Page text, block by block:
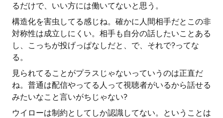
るだけで、いい方には働いてないと思う。
構造化を害虫してる感じね。確かに人間相手だとこの非
対称性は成立しにくい。相手も自分の話したいことある
し、こっちが投げっぱなしだと、で、それで?ってな
る。
見られてることがプラスじゃないっていうのは正直だ
ね。普通は配信やってる人って視聴者がいるから話せる
みたいなこと言いがちじゃない?
ウイローは制約としてしか認識してない。ということは